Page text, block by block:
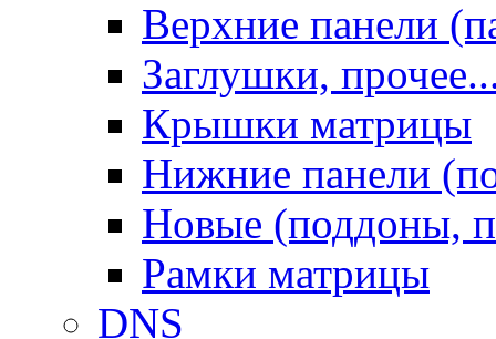
Верхние панели
Заглушки,
Крышки матрицы
Нижние панели
Новые (поддоны,
Рамки матрицы
DNS